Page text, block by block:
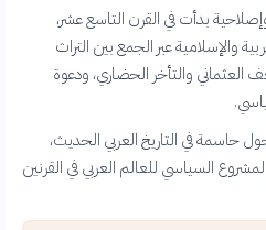
بدأت في القرن التاسع عشر،
عبر الجمع بين التراث
والتأخر الحضاري، ودعوة
حاسمة في التاريخ العربي الحديث،
السياسي للعالم العربي في القرنين